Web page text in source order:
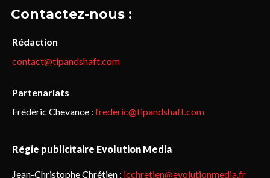
Contactez-nous :
Rédaction
contact@tipandshaft.com
Partenariats
Frédéric Chevance : frederic@tipandshaft.com
Régie publicitaire Evolution Media
Jean-Christophe Chrétien : jcchretien@evolutionmedia.fr